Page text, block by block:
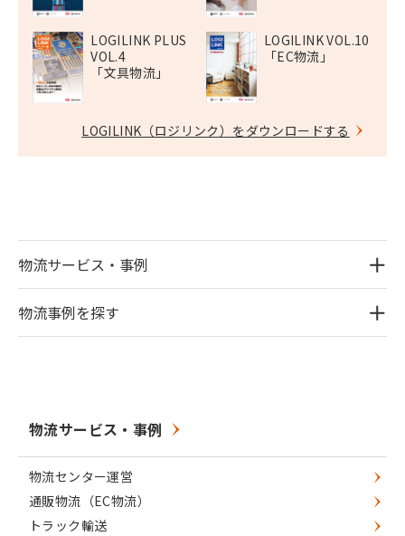
LOGILINK PLUS
VOL.4
「文具物流」
LOGILINK VOL.10
「EC物流」
LOGILINK（ロジリンク）をダウンロードする
物流サービス・事例
物流事例を探す
物流サービス・事例
物流センター運営
通販物流（EC物流）
トラック輸送